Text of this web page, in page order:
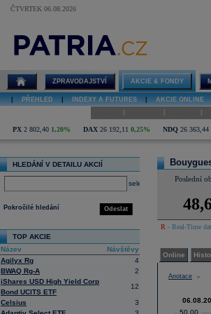
ČTVRTEK 06.08.2026
Bouygues graf
ZPRAVODAJSTVÍ AKCIE & FONDY
PŘEHLED INDEXY A FUTURES AKCIE ONLINE
PX 2 802,40 1,20% DAX 26 192,11 0,25% NDQ 26 363,44
HLEDÁNÍ V DETAILU AKCIÍ
select
Odeslat
Pokročilé hledání
TOP AKCIE
Název
Návštěvy
Agilyx Rg
4
BWAQ Rg-A
2
iShares USD High Yield Corp
Bond UCITS ETF
12
Celsius
3
Poslední
R - Real-Time
Online
Anotace
50,00